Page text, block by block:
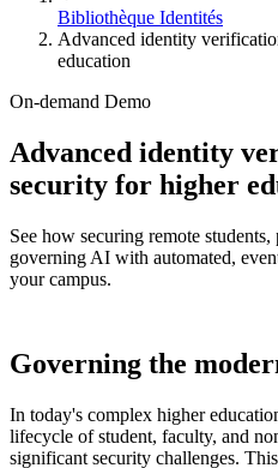
Bibliothèque Identités
Advanced identity
education
On-demand Demo
Advanced identity
security for higher
See how securing remote
governing AI with automated,
your campus.
Governing the
In today's complex higher
lifecycle of student, faculty, and
significant security challenges.